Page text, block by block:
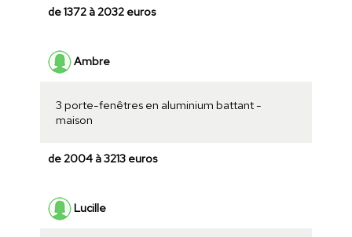
de 1372 à 2032 euros
Ambre
3 porte-fenêtres en aluminium battant -
maison
de 2004 à 3213 euros
Lucille